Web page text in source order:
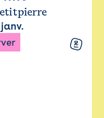
janv.